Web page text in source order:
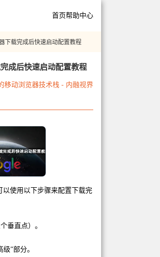
首页帮助中心
下载完成后快速启动配置教程
成后快速启动配置教程
移动浏览器技术栈 - 内融视界
以使用以下步骤来配置下载完
垂直点）。
”部分。